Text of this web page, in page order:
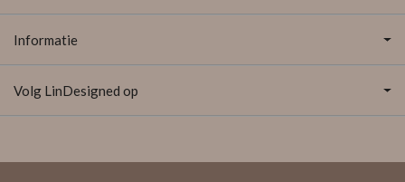
Informatie
Volg LinDesigned op